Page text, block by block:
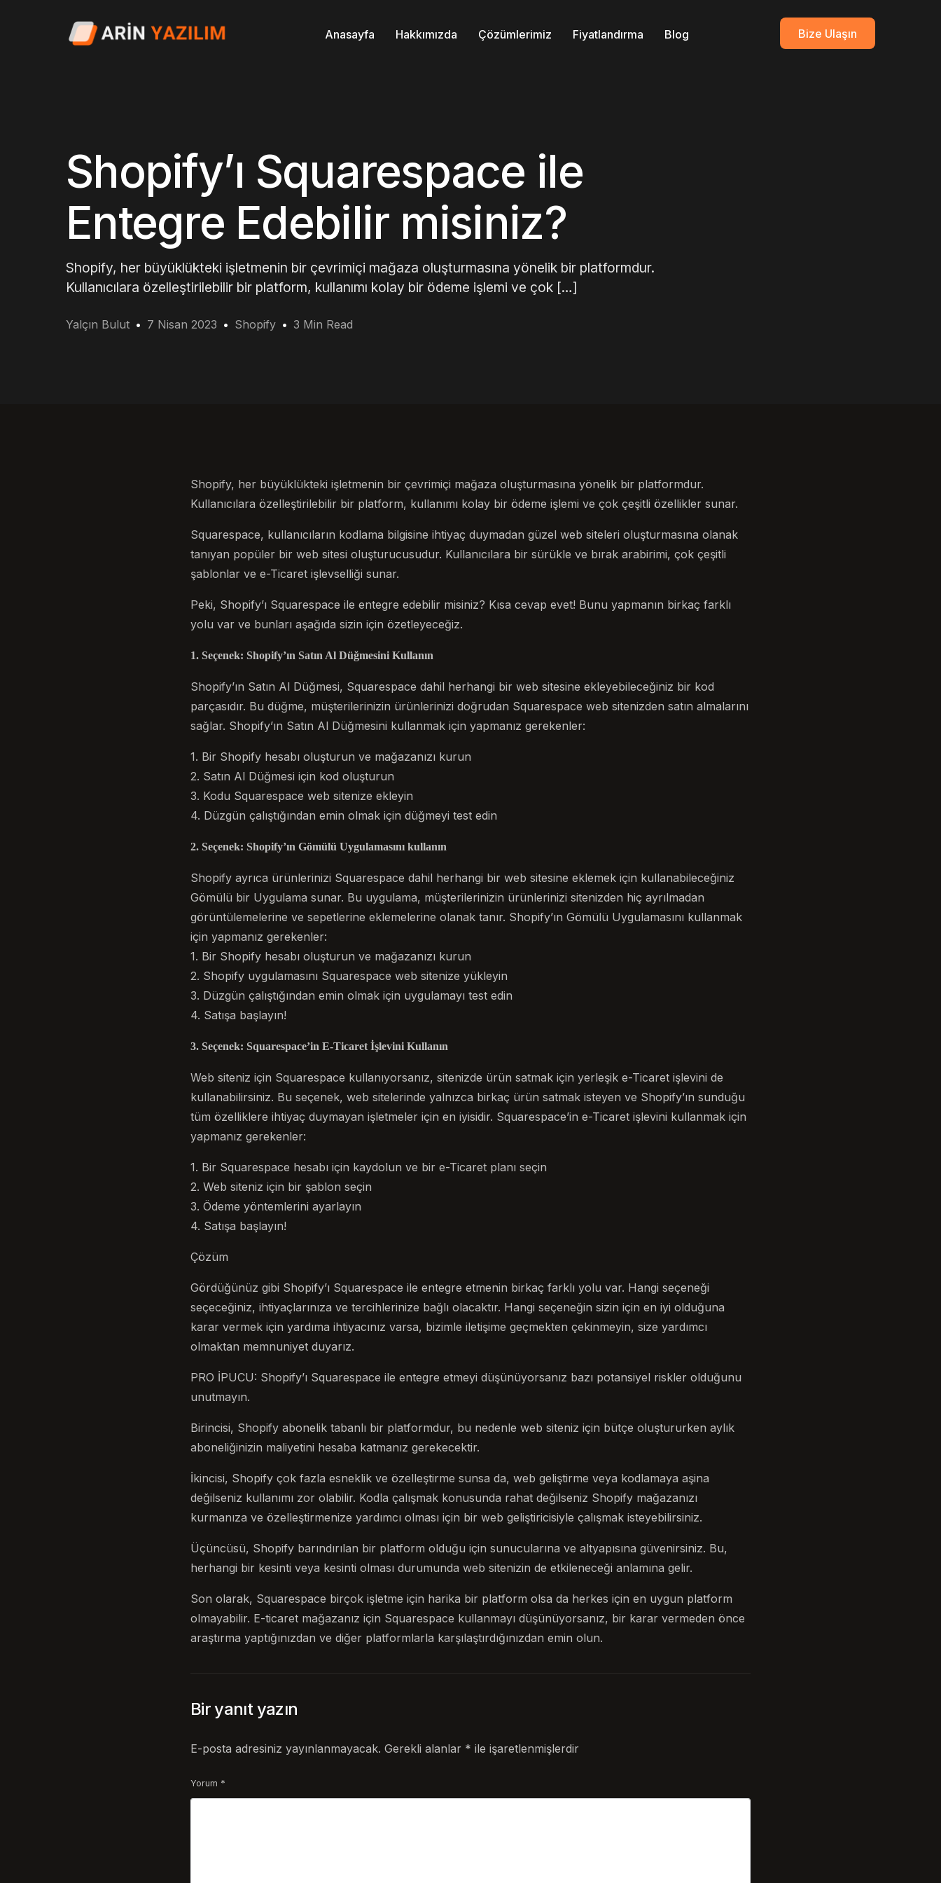
Anasayfa Hakkımızda Çözümlerimiz Fiyatlandırma Blog Bize Ulaşın
Shopify’ı Squarespace ile
Entegre Edebilir misiniz?
Shopify, her büyüklükteki işletmenin bir çevrimiçi mağaza oluşturmasına yönelik bir platformdur.
Kullanıcılara özelleştirilebilir bir platform, kullanımı kolay bir ödeme işlemi ve çok […]
Yalçın Bulut 7 Nisan 2023 Shopify 3 Min Read
Shopify, her büyüklükteki işletmenin bir çevrimiçi mağaza oluşturmasına yönelik bir platformdur.
Kullanıcılara özelleştirilebilir bir platform, kullanımı kolay bir ödeme işlemi ve çok çeşitli özellikler sunar.
Squarespace, kullanıcıların kodlama bilgisine ihtiyaç duymadan güzel web siteleri oluşturmasına olanak
tanıyan popüler bir web sitesi oluşturucusudur. Kullanıcılara bir sürükle ve bırak arabirimi, çok çeşitli
şablonlar ve e-Ticaret işlevselliği sunar.
Peki, Shopify’ı Squarespace ile entegre edebilir misiniz? Kısa cevap evet! Bunu yapmanın birkaç farklı
yolu var ve bunları aşağıda sizin için özetleyeceğiz.
1. Seçenek: Shopify’ın Satın Al Düğmesini Kullanın
Shopify’ın Satın Al Düğmesi, Squarespace dahil herhangi bir web sitesine ekleyebileceğiniz bir kod
parçasıdır. Bu düğme, müşterilerinizin ürünlerinizi doğrudan Squarespace web sitenizden satın almalarını
sağlar. Shopify’ın Satın Al Düğmesini kullanmak için yapmanız gerekenler:
1. Bir Shopify hesabı oluşturun ve mağazanızı kurun
2. Satın Al Düğmesi için kod oluşturun
3. Kodu Squarespace web sitenize ekleyin
4. Düzgün çalıştığından emin olmak için düğmeyi test edin
2. Seçenek: Shopify’ın Gömülü Uygulamasını kullanın
Shopify ayrıca ürünlerinizi Squarespace dahil herhangi bir web sitesine eklemek için kullanabileceğiniz
Gömülü bir Uygulama sunar. Bu uygulama, müşterilerinizin ürünlerinizi sitenizden hiç ayrılmadan
görüntülemelerine ve sepetlerine eklemelerine olanak tanır. Shopify’ın Gömülü Uygulamasını kullanmak
için yapmanız gerekenler:
1. Bir Shopify hesabı oluşturun ve mağazanızı kurun
2. Shopify uygulamasını Squarespace web sitenize yükleyin
3. Düzgün çalıştığından emin olmak için uygulamayı test edin
4. Satışa başlayın!
3. Seçenek: Squarespace’in E-Ticaret İşlevini Kullanın
Web siteniz için Squarespace kullanıyorsanız, sitenizde ürün satmak için yerleşik e-Ticaret işlevini de
kullanabilirsiniz. Bu seçenek, web sitelerinde yalnızca birkaç ürün satmak isteyen ve Shopify’ın sunduğu
tüm özelliklere ihtiyaç duymayan işletmeler için en iyisidir. Squarespace’in e-Ticaret işlevini kullanmak için
yapmanız gerekenler:
1. Bir Squarespace hesabı için kaydolun ve bir e-Ticaret planı seçin
2. Web siteniz için bir şablon seçin
3. Ödeme yöntemlerini ayarlayın
4. Satışa başlayın!
Çözüm
Gördüğünüz gibi Shopify’ı Squarespace ile entegre etmenin birkaç farklı yolu var. Hangi seçeneği
seçeceğiniz, ihtiyaçlarınıza ve tercihlerinize bağlı olacaktır. Hangi seçeneğin sizin için en iyi olduğuna
karar vermek için yardıma ihtiyacınız varsa, bizimle iletişime geçmekten çekinmeyin, size yardımcı
olmaktan memnuniyet duyarız.
PRO İPUCU: Shopify’ı Squarespace ile entegre etmeyi düşünüyorsanız bazı potansiyel riskler olduğunu
unutmayın.
Birincisi, Shopify abonelik tabanlı bir platformdur, bu nedenle web siteniz için bütçe oluştururken aylık
aboneliğinizin maliyetini hesaba katmanız gerekecektir.
İkincisi, Shopify çok fazla esneklik ve özelleştirme sunsa da, web geliştirme veya kodlamaya aşina
değilseniz kullanımı zor olabilir. Kodla çalışmak konusunda rahat değilseniz Shopify mağazanızı
kurmanıza ve özelleştirmenize yardımcı olması için bir web geliştiricisiyle çalışmak isteyebilirsiniz.
Üçüncüsü, Shopify barındırılan bir platform olduğu için sunucularına ve altyapısına güvenirsiniz. Bu,
herhangi bir kesinti veya kesinti olması durumunda web sitenizin de etkileneceği anlamına gelir.
Son olarak, Squarespace birçok işletme için harika bir platform olsa da herkes için en uygun platform
olmayabilir. E-ticaret mağazanız için Squarespace kullanmayı düşünüyorsanız, bir karar vermeden önce
araştırma yaptığınızdan ve diğer platformlarla karşılaştırdığınızdan emin olun.
Bir yanıt yazın
E-posta adresiniz yayınlanmayacak. Gerekli alanlar * ile işaretlenmişlerdir
Yorum *